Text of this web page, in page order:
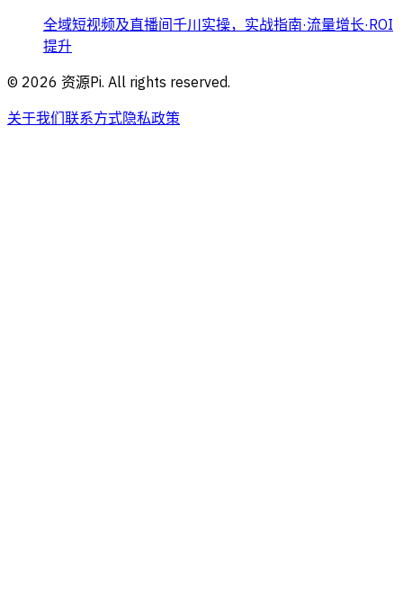
全域短视频及直播间千川实操，实战指南·流量增长·ROI
提升
© 2026 资源Pi. All rights reserved.
关于我们联系方式隐私政策